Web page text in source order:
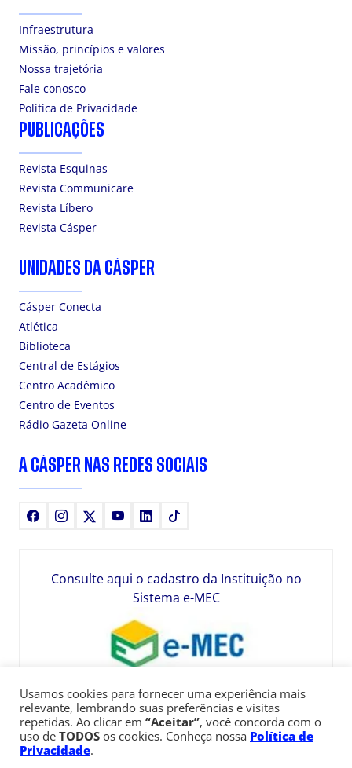
Infraestrutura
Missão, princípios e valores
Nossa trajetória
Fale conosco
Politica de Privacidade
PUBLICAÇÕES
Revista Esquinas
Revista Communicare
Revista Líbero
Revista Cásper
UNIDADES DA CÁSPER
Cásper Conecta
Atlética
Biblioteca
Central de Estágios
Centro Acadêmico
Centro de Eventos
Rádio Gazeta Online
A CÁSPER NAS REDES SOCIAIS
FacebookInstagram YoutubeLinkedIn
Consulte aqui o cadastro da Instituição no
Sistema e-MEC
Usamos cookies para fornecer uma experiência mais
relevante, lembrando suas preferências e visitas
repetidas. Ao clicar em “Aceitar”, você concorda com o
uso de TODOS os cookies. Conheça nossa Política de
Privacidade.